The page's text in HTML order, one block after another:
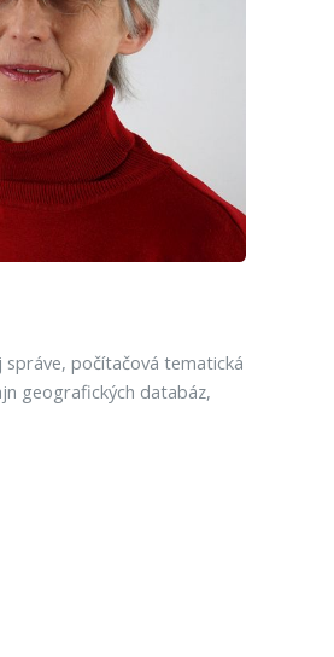
počítačová tematická
geografických databáz,